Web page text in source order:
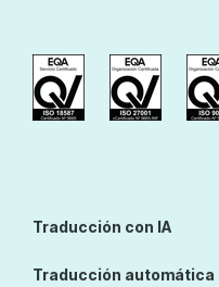
Traducción con IA
Traducción automática